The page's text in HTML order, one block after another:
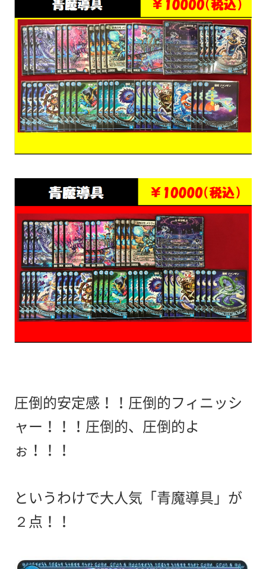
圧倒的安定感！！圧倒的フィニッシ
ャー！！！圧倒的、圧倒的よ
ぉ！！！
というわけで大人気「青魔導具」が
２点！！